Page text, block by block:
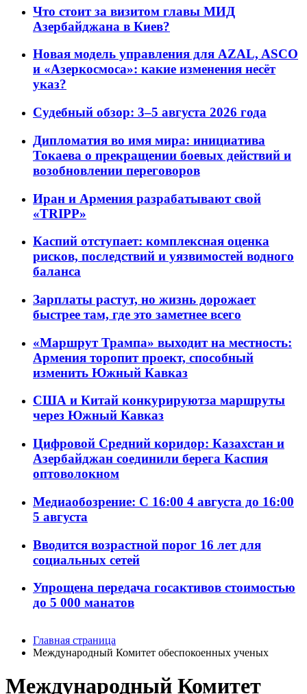
Что стоит за визитом главы МИД
Азербайджана в Киев?
Новая модель управления для AZAL, ASCO
и «Азеркосмоса»: какие изменения несёт
указ?
Судебный обзор: 3–5 августа 2026 года
Дипломатия во имя мира: инициатива
Токаева о прекращении боевых действий и
возобновлении переговоров
Иран и Армения разрабатывают свой
«TRIPP»
Каспий отступает: комплексная оценка
рисков, последствий и уязвимостей водного
баланса
Зарплаты растут, но жизнь дорожает
быстрее там, где это заметнее всего
«Маршрут Трампа» выходит на местность:
Армения торопит проект, способный
изменить Южный Кавказ
США и Китай конкурируютза маршруты
через Южный Кавказ
Цифровой Средний коридор: Казахстан и
Азербайджан соединили берега Каспия
оптоволокном
Медиаобозрение: С 16:00 4 августа до 16:00
5 августа
Вводится возрастной порог 16 лет для
социальных сетей
Упрощена передача госактивов стоимостью
до 5 000 манатов
Главная страница
Международный Комитет обеспокоенных ученых
Международный Комитет